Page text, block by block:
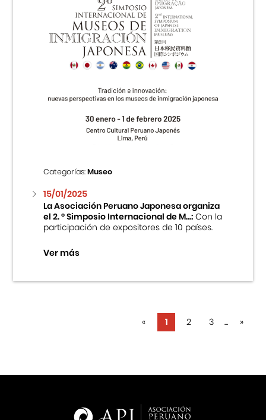
Categorías:Museo
15/01/2025
La Asociación Peruano Japonesa organiza
el 2. ° Simposio Internacional de M...:Con la
participación de expositores de 10 países.
Ver más
« 1 2 3 ... »